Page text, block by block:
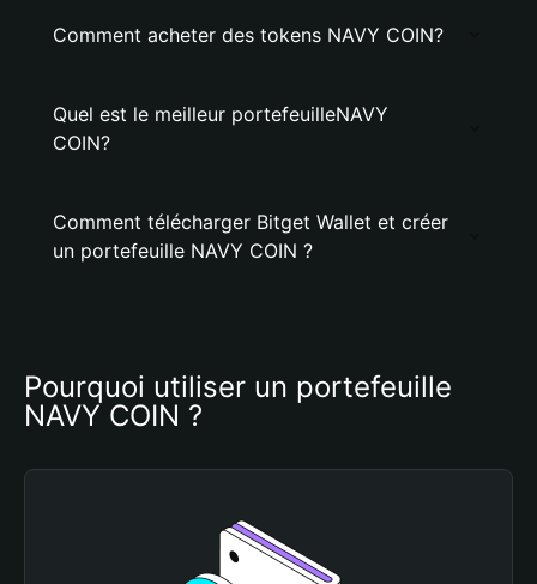
Comment acheter des tokens NAVY COIN?
Quel est le meilleur portefeuilleNAVY
COIN?
Comment télécharger Bitget Wallet et créer
un portefeuille NAVY COIN ?
Pourquoi utiliser un portefeuille
NAVY COIN ?